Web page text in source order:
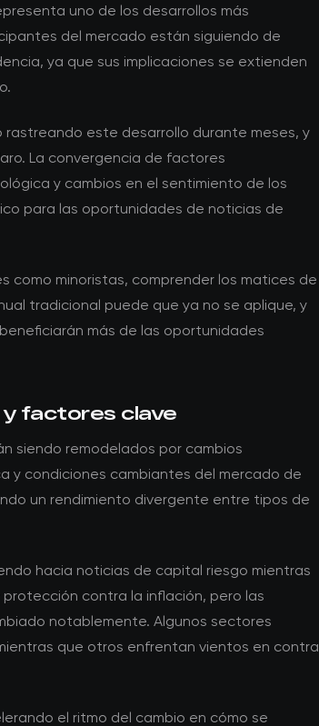
uno de los desarrollos más
del mercado están siguiendo de
ya que sus implicaciones se extienden
este desarrollo durante meses, y
La convergencia de factores
y cambios en el sentimiento de los
para las oportunidades de noticias de
como minoristas, comprender los matices de
tradicional puede que ya no se aplique, y
más de las oportunidades
y factores clave
siendo remodelados por cambios
y condiciones cambiantes del mercado de
un rendimiento divergente entre tipos de
hacia noticias de capital riesgo mientras
contra la inflación, pero las
notablemente. Algunos sectores
que otros enfrentan vientos en contra
el ritmo del cambio en cómo se